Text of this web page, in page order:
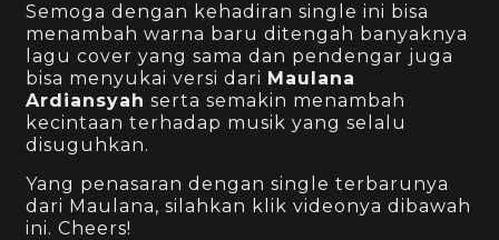
Semoga dengan kehadiran single ini bisa
menambah warna baru ditengah banyaknya
lagu cover yang sama dan pendengar juga
bisa menyukai versi dari Maulana
Ardiansyah serta semakin menambah
kecintaan terhadap musik yang selalu
disuguhkan.
Yang penasaran dengan single terbarunya
dari Maulana, silahkan klik videonya dibawah
ini. Cheers!